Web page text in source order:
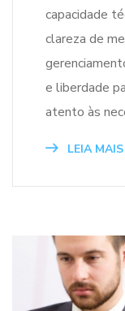
capacidade
clareza de
e liberdade
atento às
LEIA MAIS